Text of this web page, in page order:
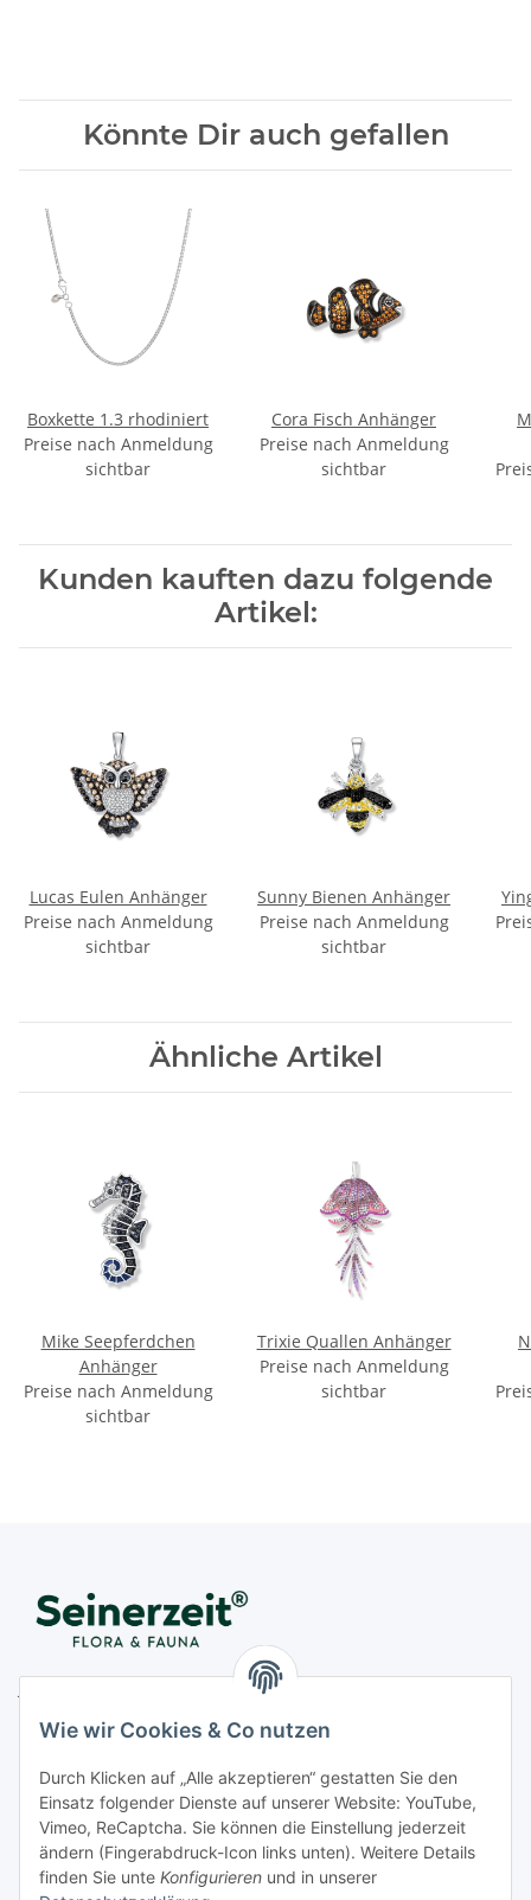
Könnte Dir auch gefallen
Boxkette 1.3 rhodiniert
Preise nach Anmeldung
sichtbar
Cora Fisch Anhänger
Preise nach Anmeldung
sichtbar
Kunden kauften dazu folgende
Artikel:
Lucas Eulen Anhänger
Preise nach Anmeldung
sichtbar
Sunny Bienen Anhänger
Preise nach Anmeldung
sichtbar
Ähnliche Artikel
Mike Seepferdchen
Anhänger
Preise nach Anmeldung
sichtbar
Trixie Quallen Anhänger
Preise nach Anmeldung
sichtbar
D - 10711 Berlin
Telefon+49 (0)30 364 123 80
Fax+49 (0)30 364 123 82
Mo-Fr von 11:00 - 17:00 Uhr
E-Mailoffice@seinerzeit-berlin.de
Wie wir Cookies & Co nutzen
Durch Klicken auf „Alle akzeptieren“ gestatten Sie den
Einsatz folgender Dienste auf unserer Website: YouTube,
Vimeo, ReCaptcha. Sie können die Einstellung jederzeit
ändern (Fingerabdruck-Icon links unten). Weitere Details
finden Sie unte Konfigurieren und in unserer